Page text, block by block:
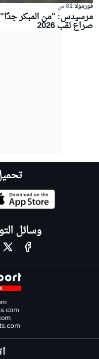
فورمولا 1 8 س
مرسيدس: "من المبكر جدًا"
صراع لقب 2026
وسائل